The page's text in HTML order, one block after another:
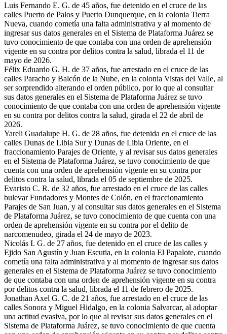
Luis Fernando E. G. de 45 años, fue detenido en el cruce de las
calles Puerto de Palos y Puerto Dunquerque, en la colonia Tierra
Nueva, cuando cometía una falta administrativa y al momento de
ingresar sus datos generales en el Sistema de Plataforma Juárez se
tuvo conocimiento de que contaba con una orden de aprehensión
vigente en su contra por delitos contra la salud, librada el 11 de
mayo de 2026.
Félix Eduardo G. H. de 37 años, fue arrestado en el cruce de las
calles Paracho y Balcón de la Nube, en la colonia Vistas del Valle, al
ser sorprendido alterando el orden público, por lo que al consultar
sus datos generales en el Sistema de Plataforma Juárez se tuvo
conocimiento de que contaba con una orden de aprehensión vigente
en su contra por delitos contra la salud, girada el 22 de abril de
2026.
Yareli Guadalupe H. G. de 28 años, fue detenida en el cruce de las
calles Dunas de Libia Sur y Dunas de Libia Oriente, en el
fraccionamiento Parajes de Oriente, y al revisar sus datos generales
en el Sistema de Plataforma Juárez, se tuvo conocimiento de que
cuenta con una orden de aprehensión vigente en su contra por
delitos contra la salud, librada el 05 de septiembre de 2025.
Evaristo C. R. de 32 años, fue arrestado en el cruce de las calles
bulevar Fundadores y Montes de Colón, en el fraccionamiento
Parajes de San Juan, y al consultar sus datos generales en el Sistema
de Plataforma Juárez, se tuvo conocimiento de que cuenta con una
orden de aprehensión vigente en su contra por el delito de
narcomenudeo, girada el 24 de mayo de 2023.
Nicolás I. G. de 27 años, fue detenido en el cruce de las calles y
Ejido San Agustín y Juan Escutia, en la colonia El Papalote, cuando
cometía una falta administrativa y al momento de ingresar sus datos
generales en el Sistema de Plataforma Juárez se tuvo conocimiento
de que contaba con una orden de aprehensión vigente en su contra
por delitos contra la salud, librada el 11 de febrero de 2025.
Jonathan Axel G. C. de 21 años, fue arrestado en el cruce de las
calles Sonora y Miguel Hidalgo, en la colonia Salvarcar, al adoptar
una actitud evasiva, por lo que al revisar sus datos generales en el
Sistema de Plataforma Juárez, se tuvo conocimiento de que cuenta